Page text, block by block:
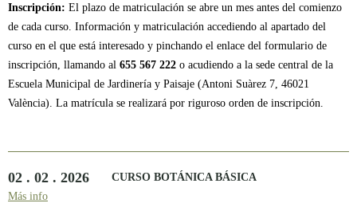
Inscripción: El plazo de matriculación se abre un mes antes del comienzo
de cada curso. Información y matriculación accediendo al apartado del
curso en el que está interesado y pinchando el enlace del formulario de
inscripción, llamando al 655 567 222​ o acudiendo a la sede central de la
Escuela Municipal de Jardinería y Paisaje (Antoni Suàrez 7, 46021
València). La matrícula se realizará por riguroso orden de inscripción.
02 . 02 . 2026
CURSO BOTÁNICA BÁSICA
Más info